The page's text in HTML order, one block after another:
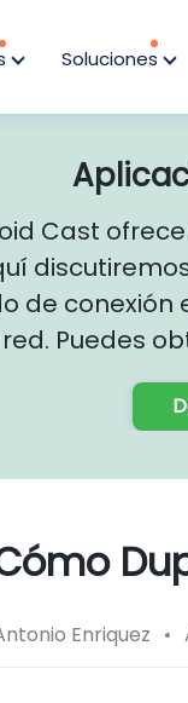
Soluciones
Cast
de conexión
Puedes
Enriquez